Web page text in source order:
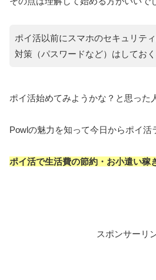
ポイ活以前にスマホのセキュリテ
対策（パスワードなど）はしておく
ポイ活始めてみようかな？と思った
Powlの魅力を知って今日からポイ活
ポイ活で生活費の節約・お小遣い稼
スポンサーリ